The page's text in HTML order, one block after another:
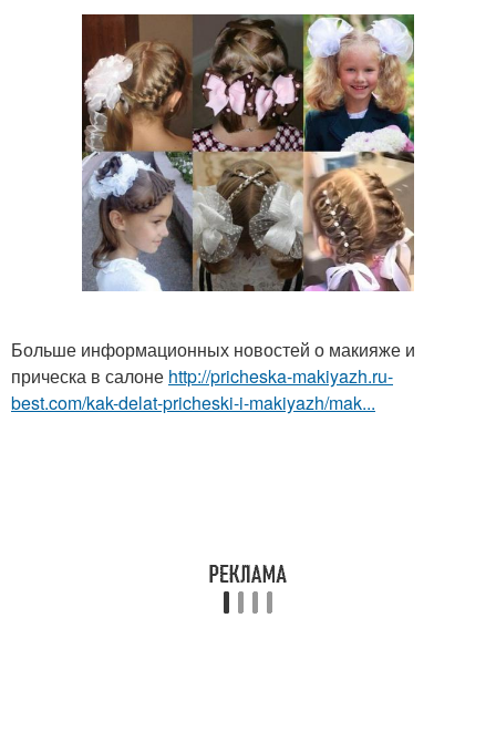
Больше информационных новостей о макияже и
прическа в салоне http://pricheska-makiyazh.ru-
best.com/kak-delat-pricheski-i-makiyazh/mak...